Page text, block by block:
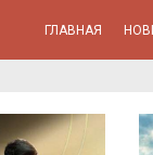
ГЛАВНАЯ